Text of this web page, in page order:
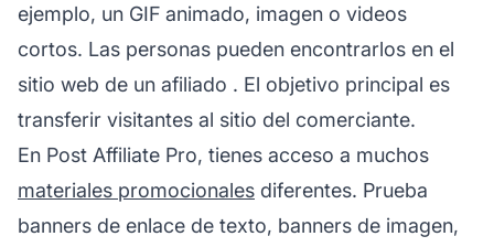
ejemplo, un GIF animado, imagen o videos
cortos. Las personas pueden encontrarlos en el
sitio web de un afiliado . El objetivo principal es
transferir visitantes al sitio del comerciante.
En Post Affiliate Pro, tienes acceso a muchos
materiales promocionales diferentes. Prueba
banners de enlace de texto, banners de imagen,